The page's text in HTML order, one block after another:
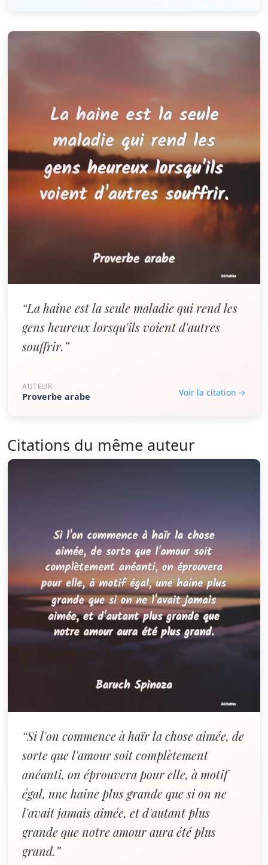
“La haine est la seule maladie qui rend les
gens heureux lorsqu'ils voient d'autres
souffrir.”
AUTEUR
Proverbe arabe Voir la citation →
Citations du même auteur
“Si l'on commence à haïr la chose aimée, de
sorte que l'amour soit complètement
anéanti, on éprouvera pour elle, à motif
égal, une haine plus grande que si on ne
l'avait jamais aimée, et d'autant plus
grande que notre amour aura été plus
grand.”